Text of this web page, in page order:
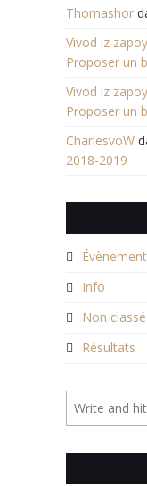
Thomashor
Vivod iz
Proposer un
Vivod iz
Proposer un
CharlesvoW
2018-2019
Info
Non classé
Résultats